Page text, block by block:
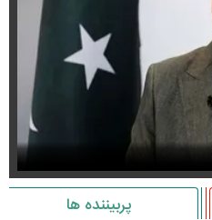
پربیننده ها